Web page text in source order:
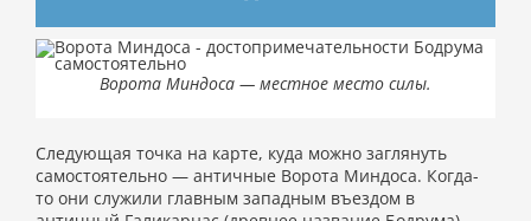
Ворота Миндоса — местное место силы.
Следующая точка на карте, куда можно заглянуть
самостоятельно — античные Ворота Миндоса. Когда-
то они служили главным западным въездом в